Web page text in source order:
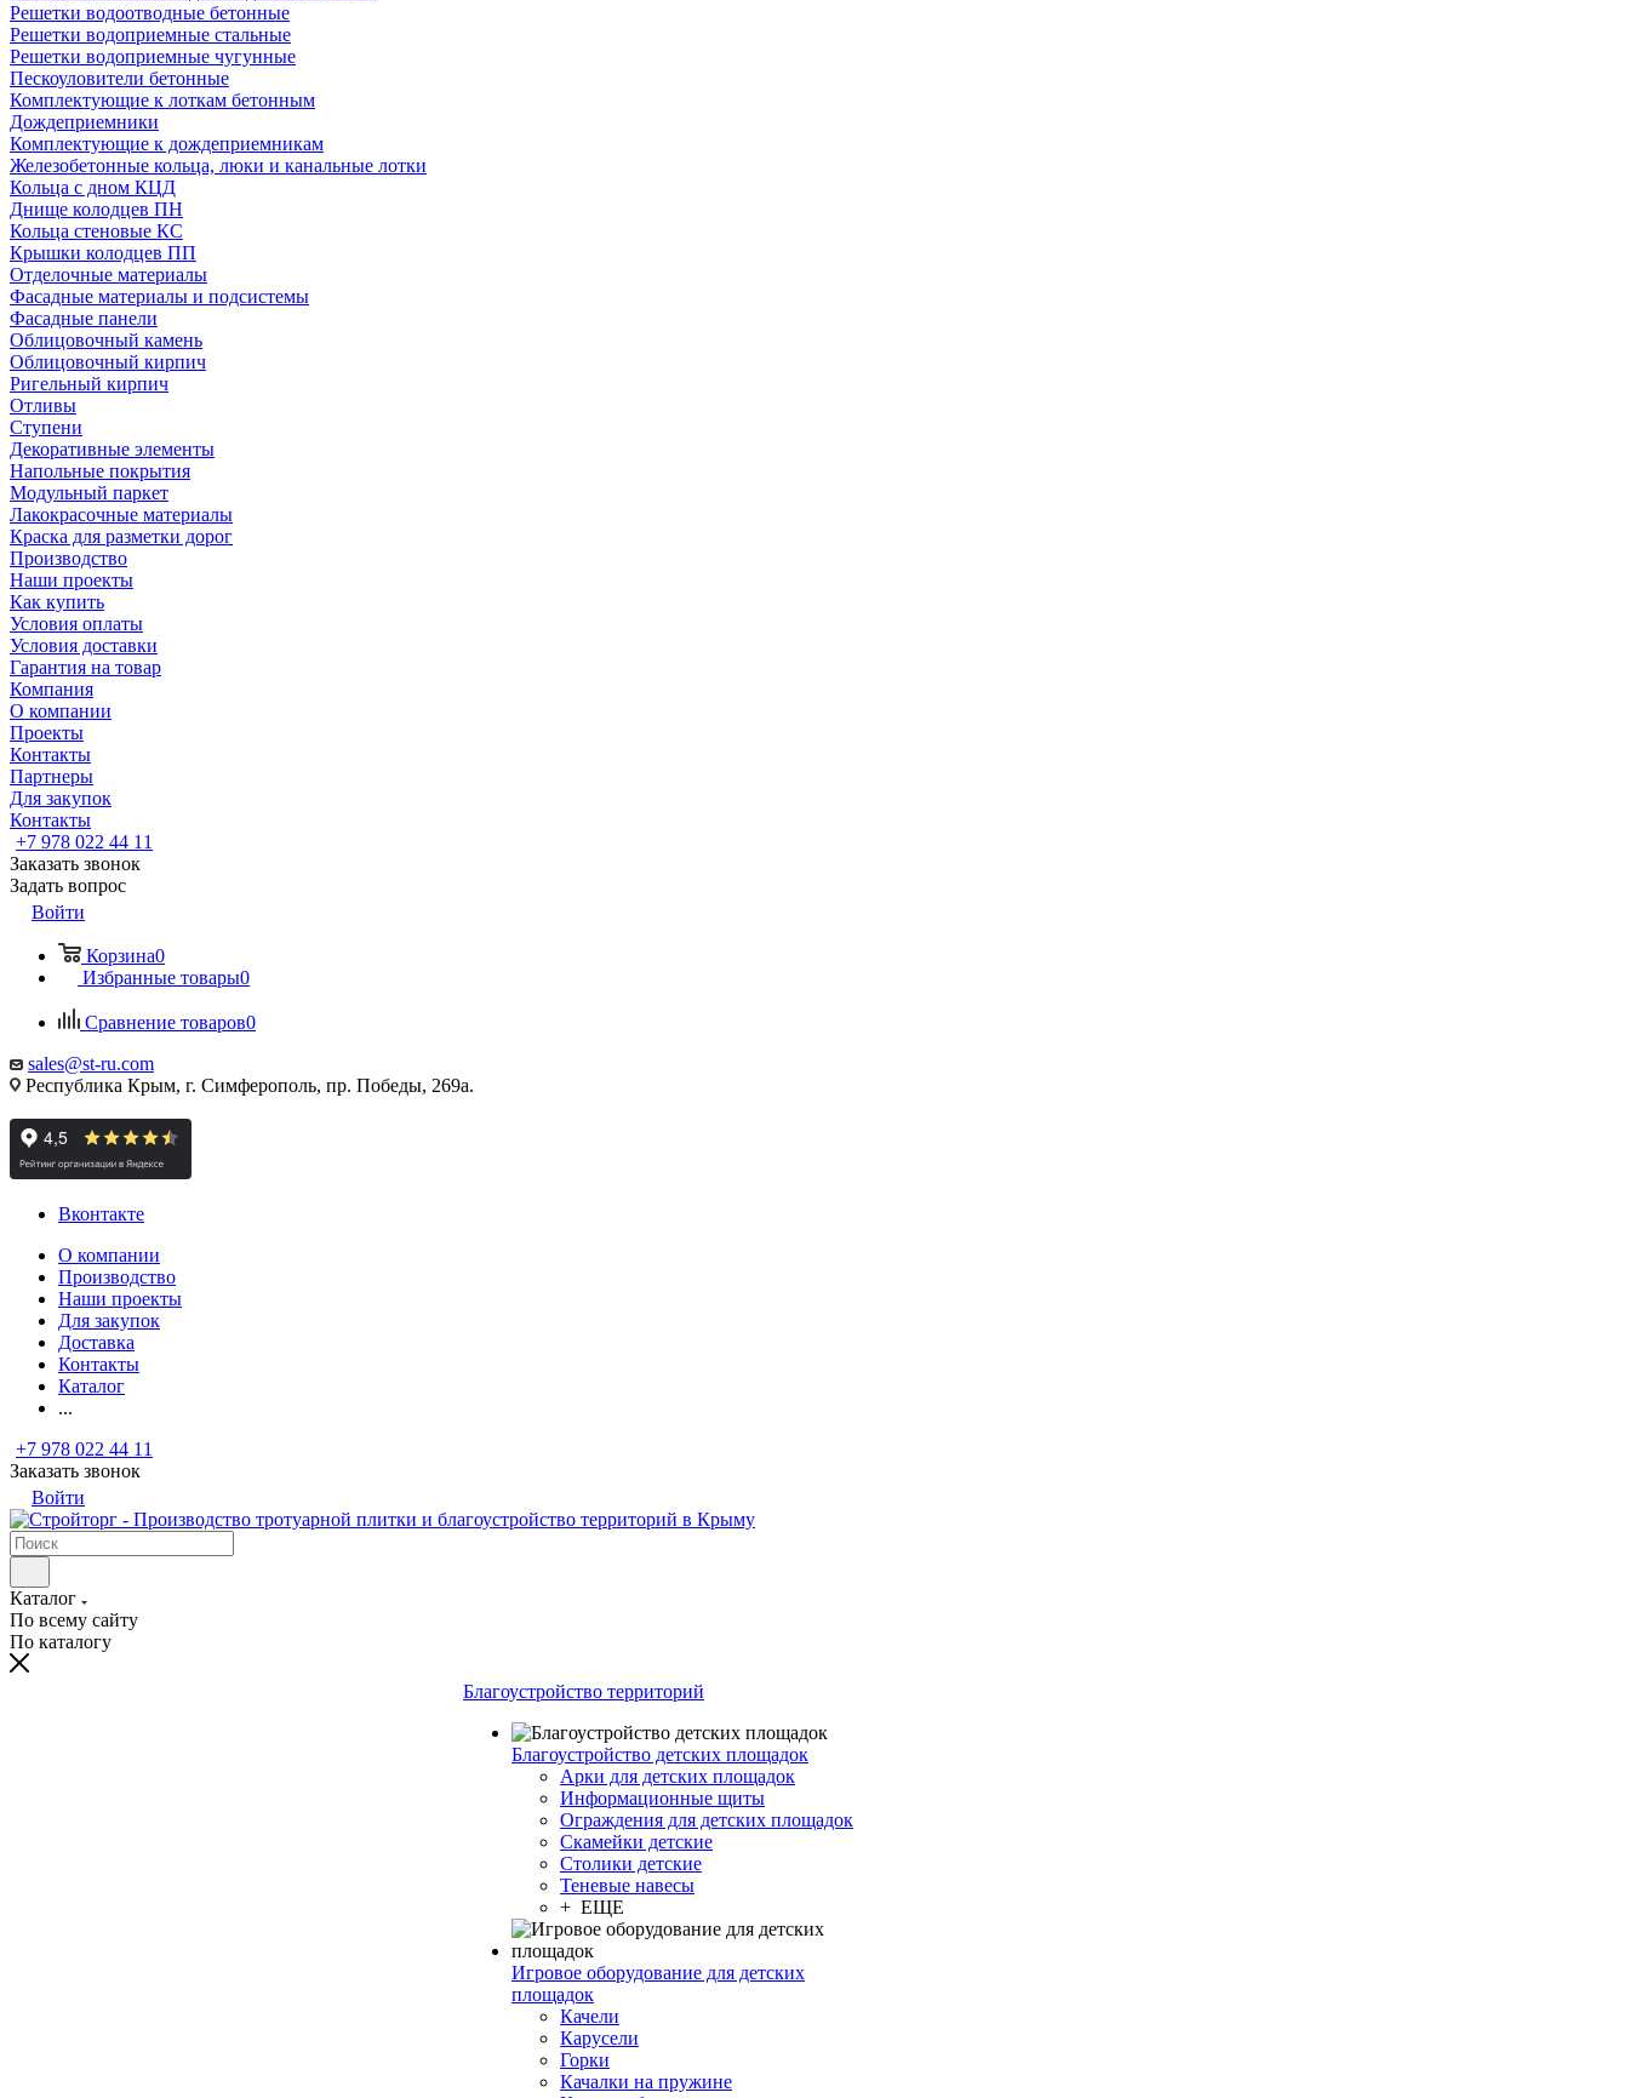
Решетки водоотводные бетонные
Решетки водоприемные стальные
Решетки водоприемные чугунные
Пескоуловители бетонные
Комплектующие к лоткам бетонным
Дождеприемники
Комплектующие к дождеприемникам
Железобетонные кольца, люки и канальные лотки
Кольца с дном КЦД
Днище колодцев ПН
Кольца стеновые КС
Крышки колодцев ПП
Отделочные материалы
Фасадные материалы и подсистемы
Фасадные панели
Облицовочный камень
Облицовочный кирпич
Ригельный кирпич
Отливы
Ступени
Декоративные элементы
Напольные покрытия
Модульный паркет
Лакокрасочные материалы
Краска для разметки дорог
Производство
Наши проекты
Как купить
Условия оплаты
Условия доставки
Гарантия на товар
Компания
О компании
Проекты
Контакты
Партнеры
Для закупок
Контакты
+7 978 022 44 11
Заказать звонок
Задать вопрос
Войти
Корзина0
Избранные товары0
Сравнение товаров0
sales@st-ru.com
Республика Крым, г. Симферополь, пр. Победы, 269а.
Вконтакте
О компании
Производство
Наши проекты
Для закупок
Доставка
Контакты
Каталог
...
+7 978 022 44 11
Заказать звонок
Войти
Каталог
По всему сайту
По каталогу
Благоустройство территорий
Благоустройство детских площадок
Арки для детских площадок
Информационные щиты
Ограждения для детских площадок
Скамейки детские
Столики детские
Теневые навесы
+ ЕЩЕ
Игровое оборудование для детских
площадок
Качели
Карусели
Горки
Качалки на пружине